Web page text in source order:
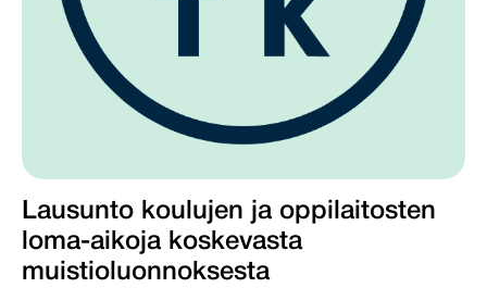
Lausunto koulujen ja oppilaitosten
loma-aikoja koskevasta
muistioluonnoksesta